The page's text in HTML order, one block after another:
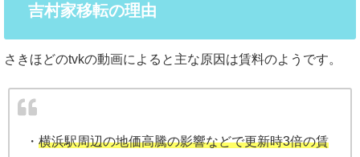
吉村家移転の理由
さきほどのtvkの動画によると主な原因は賃料のようです。
・ 横浜駅周辺の地価高騰の影響などで更新時3倍の賃